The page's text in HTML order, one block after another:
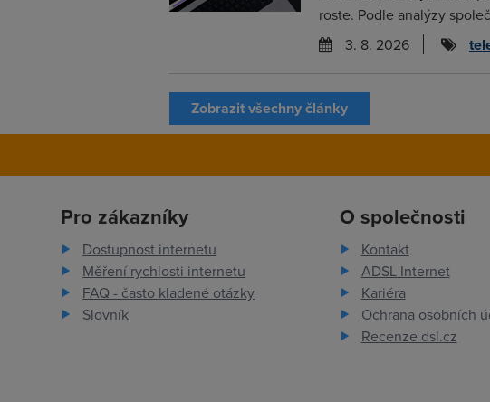
roste. Podle analýzy
3. 8. 2026
Zobrazit všechny články
Pro zákazníky
Dostupnost internetu
Měření rychlosti internetu
FAQ - často kladené otázky
Slovník
O společnosti
Kontakt
ADSL Internet
Kariéra
Ochrana osobních
Recenze dsl.cz